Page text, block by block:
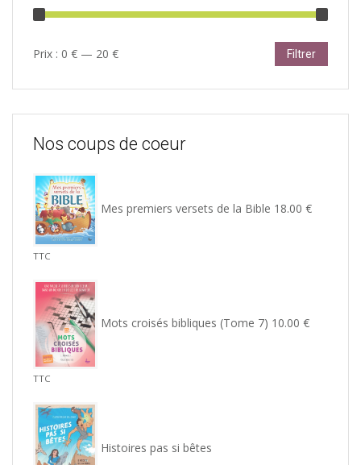
Prix
Prix
Filtrer
Prix : 0 € — 20 €
Nos coups de coeur
Mes premiers versets de la Bible 18.00 €
TTC
Mots croisés bibliques (Tome 7) 10.00 €
TTC
Histoires pas si bêtes